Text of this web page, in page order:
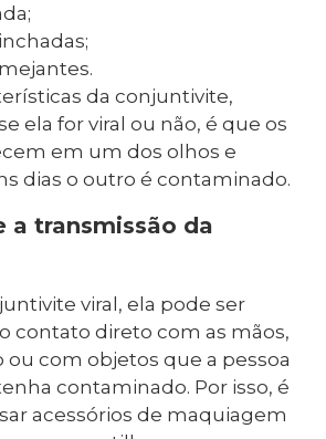
da conjuntivite,
ela for viral ou não, é que os
em um dos olhos e
dias o outro é contaminado.
a transmissão da
viral, ela pode ser
contato direto com as mãos,
ou com objetos que a pessoa
contaminado. Por isso, é
acessórios de maquiagem